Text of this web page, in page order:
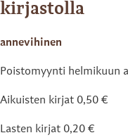
kirjastolla
annevihinen
Poistomyynti helmikuun
Aikuisten kirjat 0,50 €
Lasten kirjat 0,20 €